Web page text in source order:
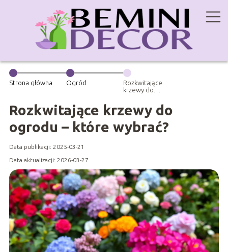
Strona główna Ogród
Rozkwitające
krzewy do
Rozkwitające krzewy do
ogrodu – które wybrać?
Data publikacji: 2025-03-21
Data aktualizacji: 2026-03-27